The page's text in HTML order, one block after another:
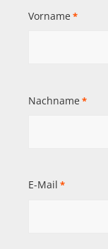
Vorname *
Nachname *
E-Mail *